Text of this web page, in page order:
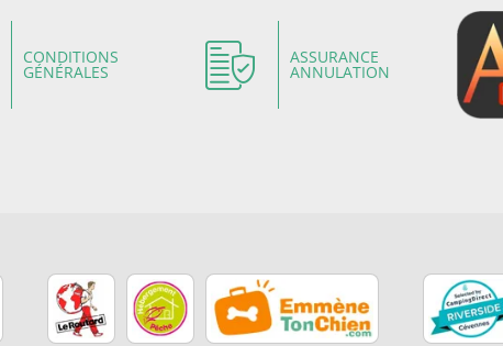
CONDITIONS
GÉNÉRALES
ASSURANCE
ANNULATION